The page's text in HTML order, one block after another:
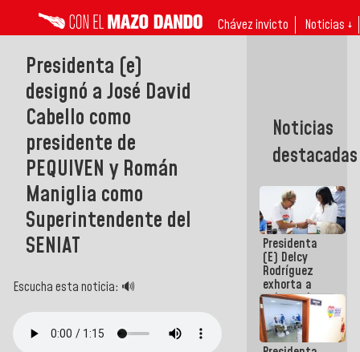
Chávez invicto Noticias ↓
Presidenta (e)
designó a José David
Cabello como
presidente de
PEQUIVEN y Román
Maniglia como
Superintendente del
SENIAT
Escucha esta noticia: 🔊
Noticias
destacadas
Presidenta
(E) Delcy
Rodríguez
exhorta a
gobernadores
y alcaldes a
edificar
casas para